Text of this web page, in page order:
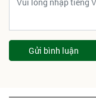
Gửi bình luận